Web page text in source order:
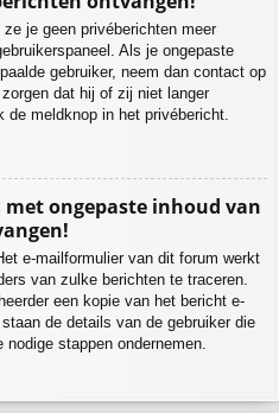
je geen privéberichten meer
Als je ongepaste
gebruiker, neem dan contact op
dat hij of zij niet langer
de meldknop in het privébericht.
ongepaste inhoud van
e-mailformulier van dit forum werkt
van zulke berichten te traceren.
een kopie van het bericht e-
de details van de gebruiker die
stappen ondernemen.